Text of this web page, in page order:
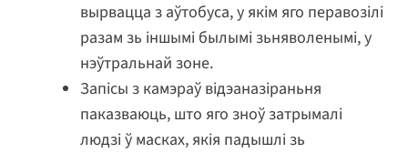
вырвацца з аўтобуса, у якім яго перавозілі
разам зь іншымі былымі зьняволенымі, у
нэўтральнай зоне.
Запісы з камэраў відэаназіраньня
паказваюць, што яго зноў затрымалі
людзі ў масках, якія падышлі зь